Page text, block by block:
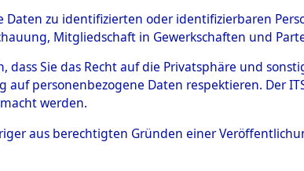
Identifizierung der
Flossenbürg bis
Oberpfalz) auf der
Pösing (11 km)
Daten zu identifizierten oder identifizierbaren
Mitgliedschaft in Gewerkschaften und
Sie das Recht auf die Privatsphäre und
personenbezogene Daten respektieren. Der
werden.
aus berechtigten Gründen einer